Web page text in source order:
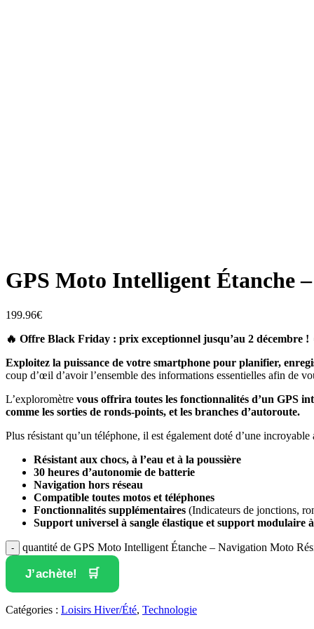
GPS Moto Intelligent Étanche
199.96€
🔥 Offre Black Friday : prix exceptionnel jusqu’au 2 décembre !
Exploitez la puissance de votre smartphone pour planifier,
coup d’œil d’avoir l’ensemble des informations essentielles afin de
L’exploromètre vous offrira toutes les fonctionnalités d’un GPS
comme les sorties de ronds-points, et les branches d’autoroute.
Plus résistant qu’un téléphone, il est également doté d’une
Résistant aux chocs, à l’eau et à la poussière
30 heures d’autonomie de batterie
Navigation hors réseau
Compatible toutes motos et téléphones
Fonctionnalités supplémentaires (Indicateurs de jonctions,
Support universel à sangle élastique et support modulaire
quantité de GPS Moto Intelligent Étanche – Navigation Moto
J’achète!
Catégories : Loisirs Hiver/Été, Technologie